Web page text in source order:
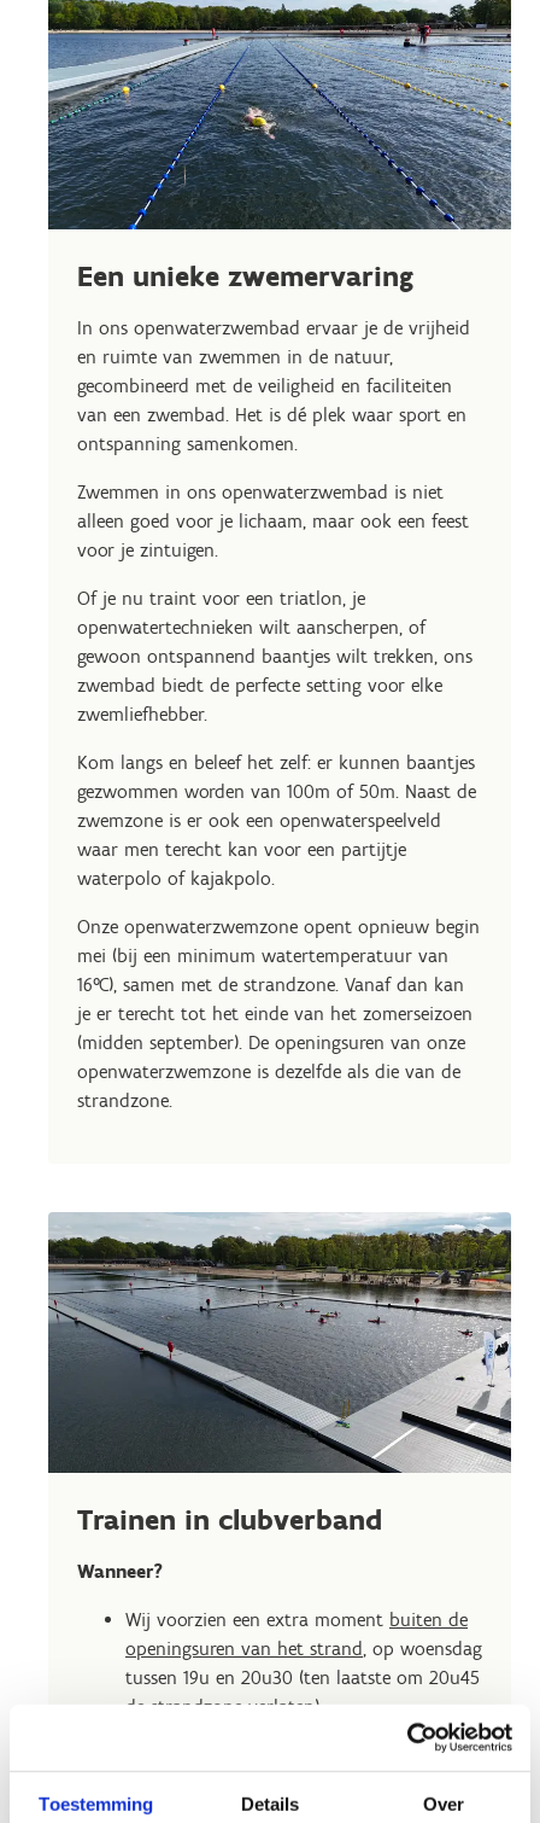
Toestemming Details Over
Een unieke zwemervaring
In ons openwaterzwembad ervaar je de vrijheid
en ruimte van zwemmen in de natuur,
gecombineerd met de veiligheid en faciliteiten
van een zwembad. Het is dé plek waar sport en
ontspanning samenkomen.
Zwemmen in ons openwaterzwembad is niet
alleen goed voor je lichaam, maar ook een feest
voor je zintuigen.
Of je nu traint voor een triatlon, je
openwatertechnieken wilt aanscherpen, of
gewoon ontspannend baantjes wilt trekken, ons
zwembad biedt de perfecte setting voor elke
zwemliefhebber.
Kom langs en beleef het zelf: er kunnen baantjes
gezwommen worden van 100m of 50m. Naast de
zwemzone is er ook een openwaterspeelveld
waar men terecht kan voor een partijtje
waterpolo of kajakpolo.
Onze openwaterzwemzone opent opnieuw begin
mei (bij een minimum watertemperatuur van
16°C), samen met de strandzone. Vanaf dan kan
je er terecht tot het einde van het zomerseizoen
(midden september). De openingsuren van onze
openwaterzwemzone is dezelfde als die van de
strandzone.
Trainen in clubverband
Wanneer?
Wij voorzien een extra moment buiten de
openingsuren van het strand , op woensdag
tussen 19u en 20u30 (ten laatste om 20u45
de strandzone verlaten).
binnen de openingsuren
trainingsmoment reserveren: